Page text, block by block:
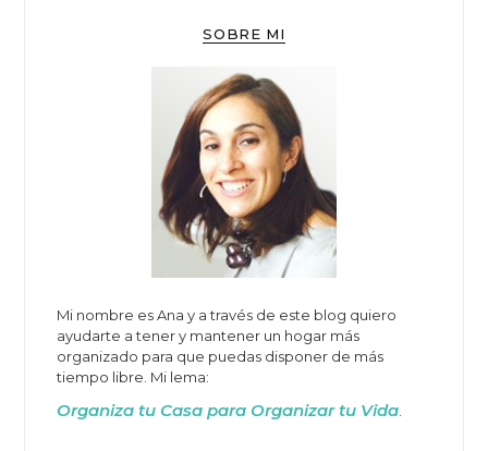
SOBRE MI
Mi nombre es Ana y a través de este blog quiero
ayudarte a tener y mantener un hogar más
organizado para que puedas disponer de más
tiempo libre. Mi lema:
Organiza tu Casa para Organizar tu Vida